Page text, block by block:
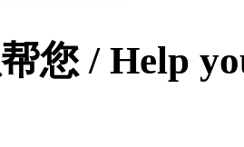
您 / Help